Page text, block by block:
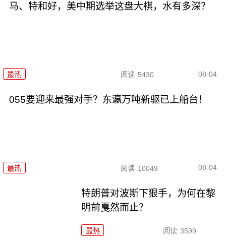
马、特和好，美中期选举这盘大棋，水有多深？
最热 阅读 5430 08-04
055要迎来最强对手？东瀛万吨新驱已上船台！
最热 阅读 10049 08-04
特朗普对波斯下狠手，为何在黎
明前戛然而止？
最热 阅读 3599